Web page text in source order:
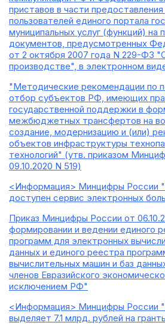
приставов в части
пользователей единого портала
муниципальных услуг (функций) на
документов, предусмотренных
от 2 октября 2007 года N 229-ФЗ
производстве", в электронном
"Методические рекомендации по
отбор субъектов РФ, имеющих
государственной поддержки в
межбюджетных трансфертов на
создание, модернизацию и (или)
объектов инфраструктуры
технологий" (утв. приказом
09.10.2020 N 519)
<Информация> Минцифры России
доступен сервис электронных
Приказ Минцифры России от
формировании и ведении единого
программ для электронных
данных и единого реестра
вычислительных машин и баз
членов Евразийского
исключением РФ"
<Информация> Минцифры России
выделяет 7.1 млрд. рублей на